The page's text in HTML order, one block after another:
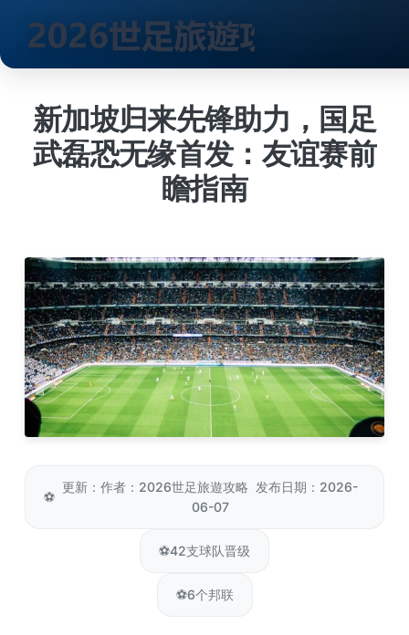
新加坡归来先锋助力，国足
武磊恐无缘首发：友谊赛前
瞻指南
⚽
更新：作者：2026世足旅遊攻略 发布日期：2026-
06-07
⚽42支球队晋级
⚽6个邦联